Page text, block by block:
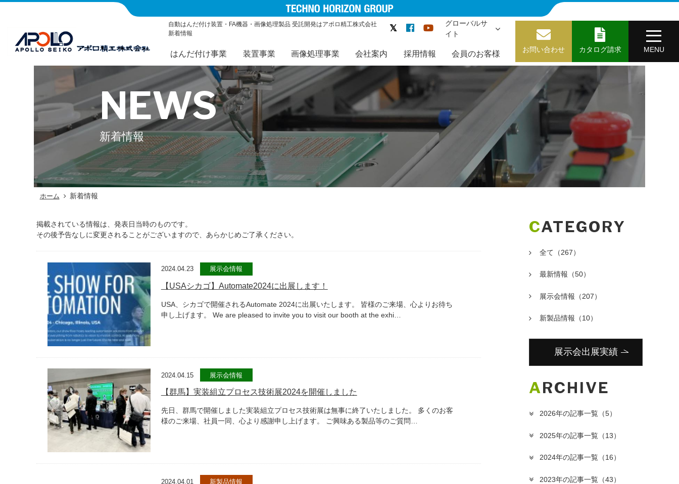
自動はんだ付け装置・FA機器・画像処理製品 受託開発はアポロ精工株式会社
新着情報
グローバルサ
イト
はんだ付け事業 装置事業 画像処理事業 会社案内 採用情報 会員のお客様 お問い合わせ カタログ請求 MENU
NEWS
新着情報
ホーム 新着情報
掲載されている情報は、発表日当時のものです。
その後予告なしに変更されることがございますので、あらかじめご了承ください。
2024.04.23 展示会情報
【USAシカゴ】Automate2024に出展します！
USA、シカゴで開催されるAutomate 2024に出展いたします。 皆様のご来場、心よりお待ち
申し上げます。 We are pleased to invite you to visit our booth at the exhi…
2024.04.15 展示会情報
【群馬】実装組立プロセス技術展2024を開催しました
先日、群馬で開催しました実装組立プロセス技術展は無事に終了いたしました。 多くのお客
様のご来場、社員一同、心より感謝申し上げます。 ご興味ある製品等のご質問…
2024.04.01 新製品情報
CATEGORY
全て （267）
最新情報 （50）
展示会情報 （207）
新製品情報 （10）
展示会出展実績
ARCHIVE
2026年の記事一覧 （5）
2025年の記事一覧 （13）
2024年の記事一覧 （16）
2023年の記事一覧 （43）